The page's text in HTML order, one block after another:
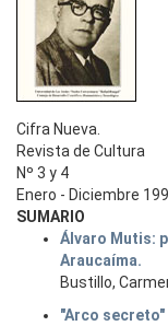
Cifra Nueva.
Revista de Cultura
Nº 3 y 4
Enero - Diciembre
SUMARIO
Álvaro Mutis:
Araucaíma.
Bustillo,
"Arco